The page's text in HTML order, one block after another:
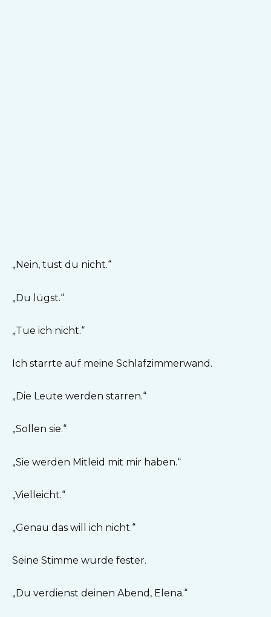
„Nein, tust du nicht.“
„Du lügst.“
„Tue ich nicht.“
Ich starrte auf meine Schlafzimmerwand.
„Die Leute werden starren.“
„Sollen sie.“
„Sie werden Mitleid mit mir haben.“
„Vielleicht.“
„Genau das will ich nicht.“
Seine Stimme wurde fester.
„Du verdienst deinen Abend, Elena.“